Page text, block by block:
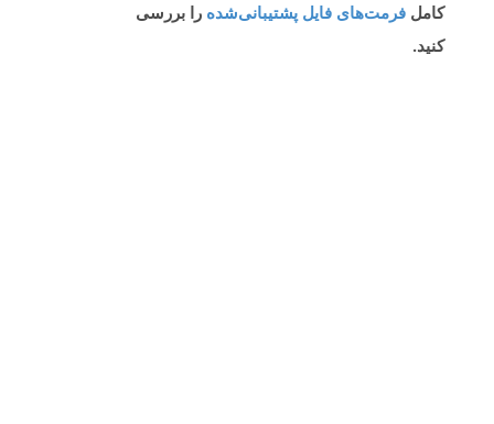
کامل فرمت‌های فایل پشتیبانی‌شده را بررسی
کنید.